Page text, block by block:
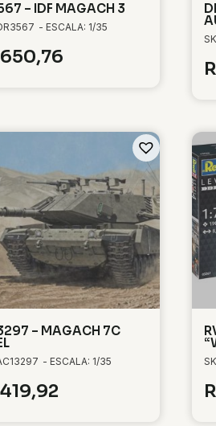
– IDF MAGACH 3
- ESCALA: 1/35
650,76
– MAGACH 7C
- ESCALA: 1/35
419,92